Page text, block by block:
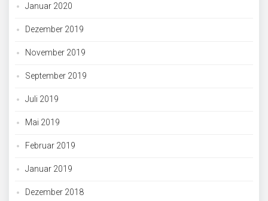
Januar 2020
Dezember 2019
November 2019
September 2019
Juli 2019
Mai 2019
Februar 2019
Januar 2019
Dezember 2018